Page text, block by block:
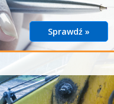
Sprawdź »